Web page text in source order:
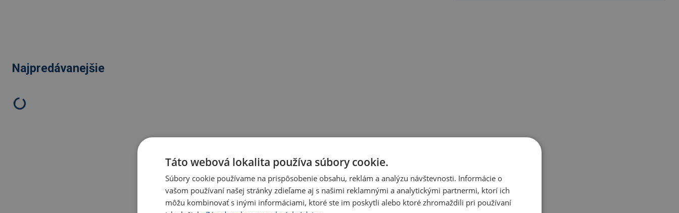
Najpredávanejšie
Táto webová lokalita používa súbory cookie.
Súbory cookie používame na prispôsobenie obsahu, reklám a analýzu návštevnosti. Informácie o
vašom používaní našej stránky zdieľame aj s našimi reklamnými a analytickými partnermi, ktorí ich
môžu kombinovať s inými informáciami, ktoré ste im poskytli alebo ktoré zhromaždili pri používaní